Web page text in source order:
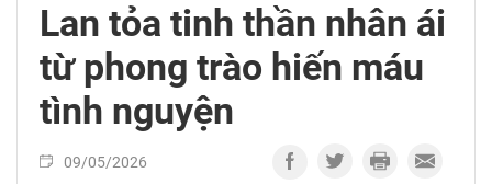
Lan tỏa tinh thần nhân ái
từ phong trào hiến máu
tình nguyện
09/05/2026